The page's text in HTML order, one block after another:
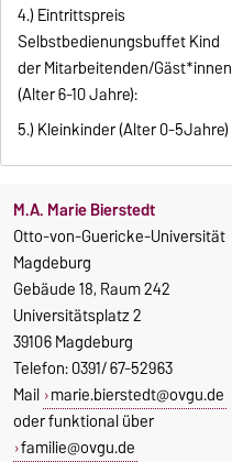
4.) Eintrittspreis
Selbstbedienungsbuffet Kind
der Mitarbeitenden/Gäst*innen
(Alter 6-10 Jahre):
5.) Kleinkinder (Alter 0-5Jahre)
M.A. Marie Bierstedt
Otto-von-Guericke-Universität
Magdeburg
Gebäude 18, Raum 242
Universitätsplatz 2
39106 Magdeburg
Telefon: 0391/ 67-52963
Mail marie.bierstedt@ovgu.de
oder funktional über
familie@ovgu.de